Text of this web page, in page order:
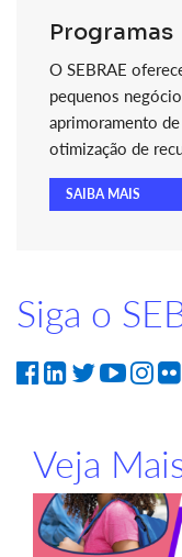
Programas
O SEBRAE
pequenos
aprimoramento
otimização de
SAIBA MAIS
Siga o
Veja